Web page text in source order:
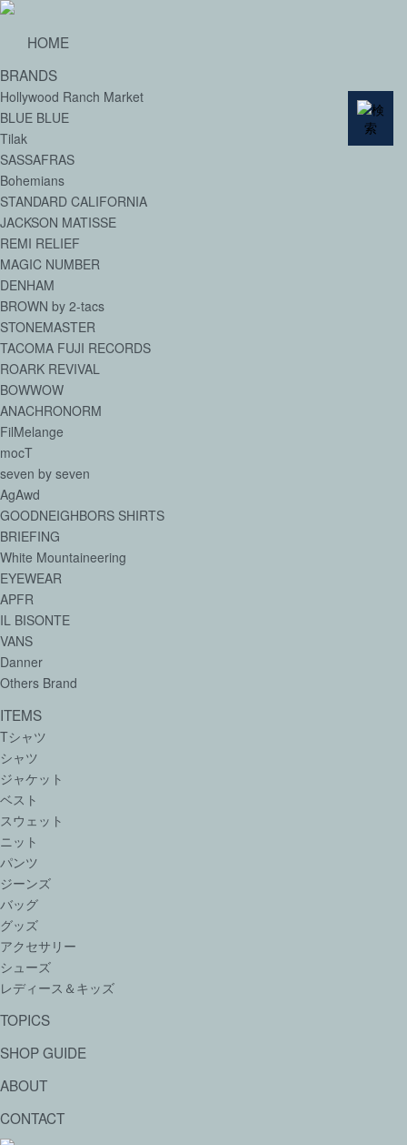
HOME
BRANDS
Hollywood Ranch Market
BLUE BLUE
Tilak
SASSAFRAS
Bohemians
STANDARD CALIFORNIA
JACKSON MATISSE
REMI RELIEF
MAGIC NUMBER
DENHAM
BROWN by 2-tacs
STONEMASTER
TACOMA FUJI RECORDS
ROARK REVIVAL
BOWWOW
ANACHRONORM
FilMelange
mocT
seven by seven
AgAwd
GOODNEIGHBORS SHIRTS
BRIEFING
White Mountaineering
EYEWEAR
APFR
IL BISONTE
VANS
Danner
Others Brand
ITEMS
Tシャツ
シャツ
ジャケット
ベスト
スウェット
ニット
パンツ
ジーンズ
バッグ
グッズ
アクセサリー
シューズ
レディース＆キッズ
TOPICS
SHOP GUIDE
ABOUT
CONTACT